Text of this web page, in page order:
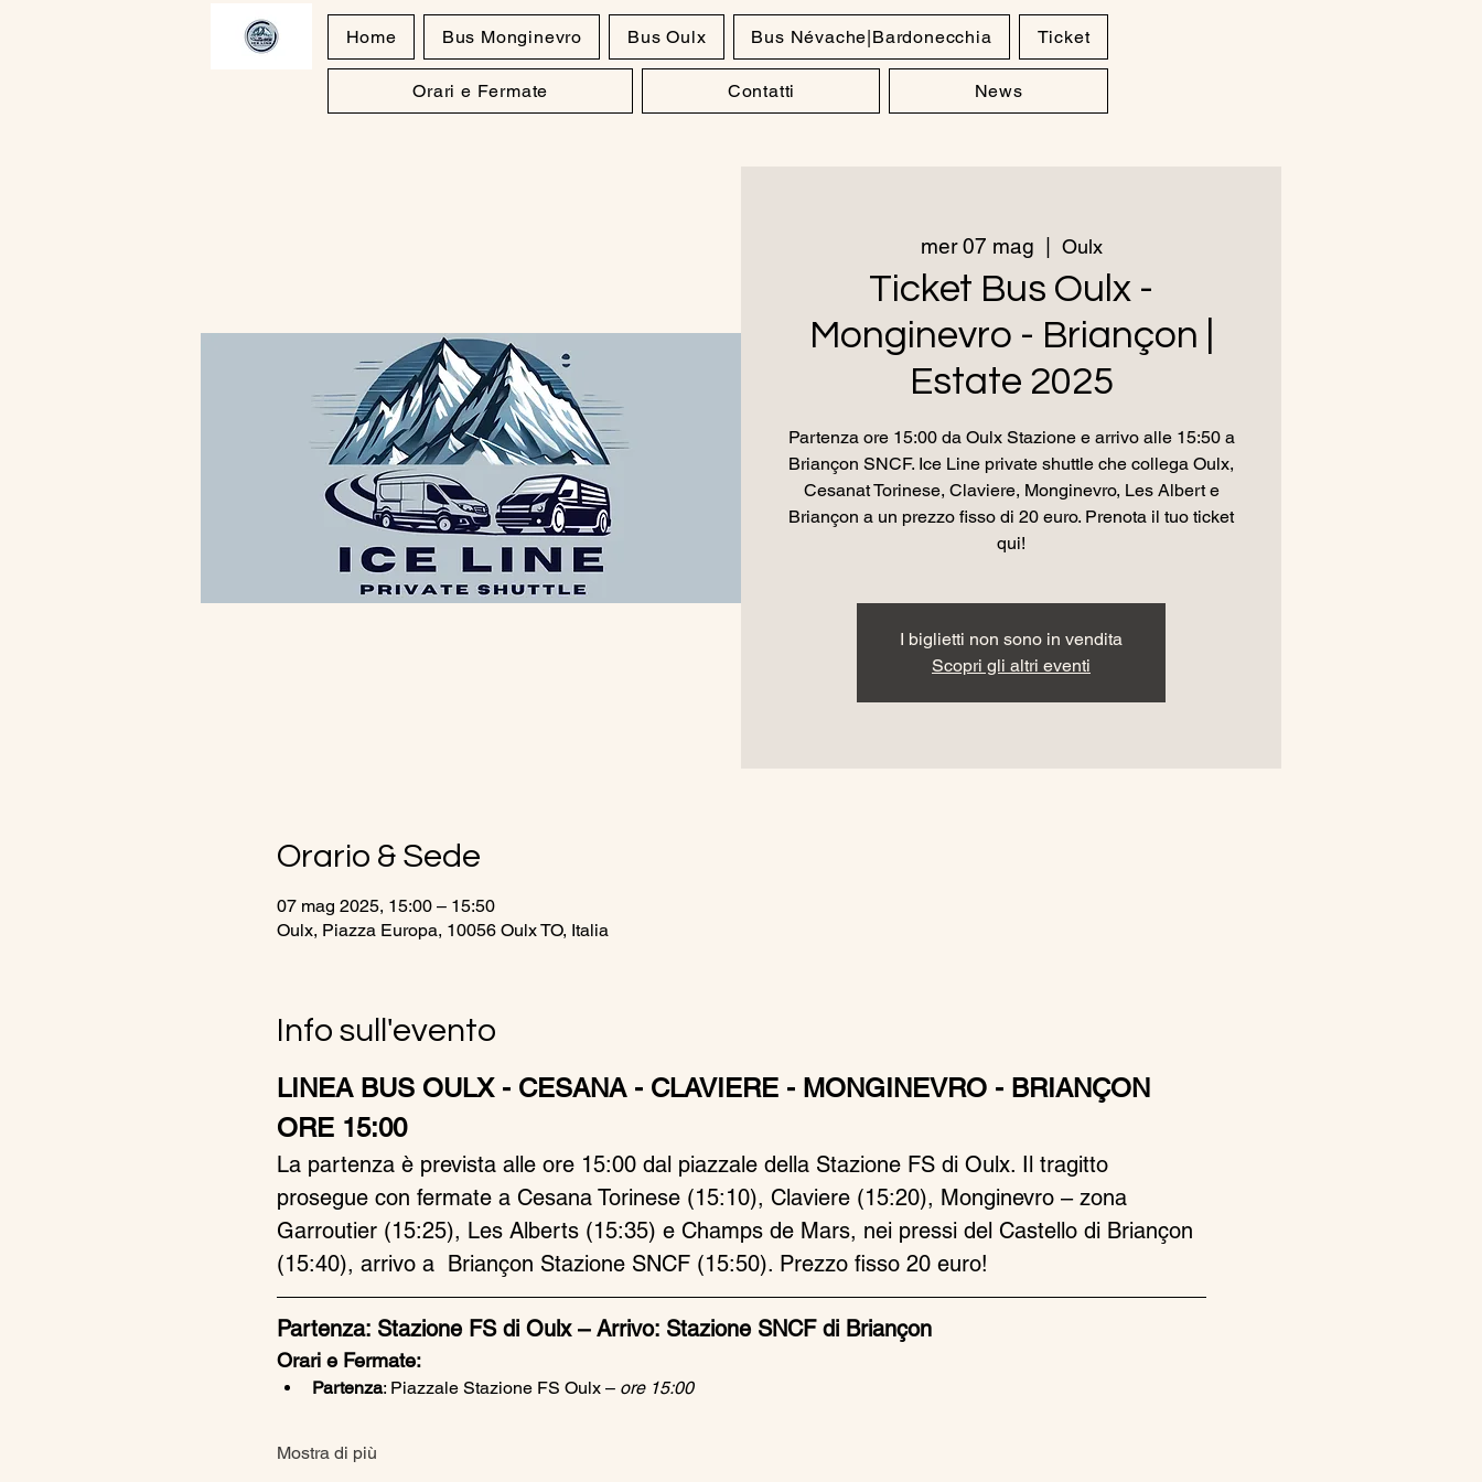
Home Bus Monginevro Bus Oulx Bus Névache|Bardonecchia Ticket
Orari e Fermate Contatti News
mer 07 mag Oulx
Ticket Bus Oulx -
Monginevro - Briançon |
Estate 2025
Partenza ore 15:00 da Oulx Stazione e arrivo alle 15:50 a
Briançon SNCF. Ice Line private shuttle che collega Oulx,
Cesanat Torinese, Claviere, Monginevro, Les Albert e
Briançon a un prezzo fisso di 20 euro. Prenota il tuo ticket
qui!
I biglietti non sono in vendita
Scopri gli altri eventi
Orario & Sede
07 mag 2025, 15:00 – 15:50
Oulx, Piazza Europa, 10056 Oulx TO, Italia
Info sull'evento
LINEA BUS OULX - CESANA - CLAVIERE - MONGINEVRO - BRIANÇON
ORE 15:00
La partenza è prevista alle ore 15:00 dal piazzale della Stazione FS di Oulx. Il tragitto
prosegue con fermate a Cesana Torinese (15:10), Claviere (15:20), Monginevro – zona
Garroutier (15:25), Les Alberts (15:35) e Champs de Mars, nei pressi del Castello di Briançon
(15:40), arrivo a  Briançon Stazione SNCF (15:50). Prezzo fisso 20 euro!
Partenza: Stazione FS di Oulx – Arrivo: Stazione SNCF di Briançon
Orari e Fermate:
Partenza: Piazzale Stazione FS Oulx – ore 15:00
Mostra di più